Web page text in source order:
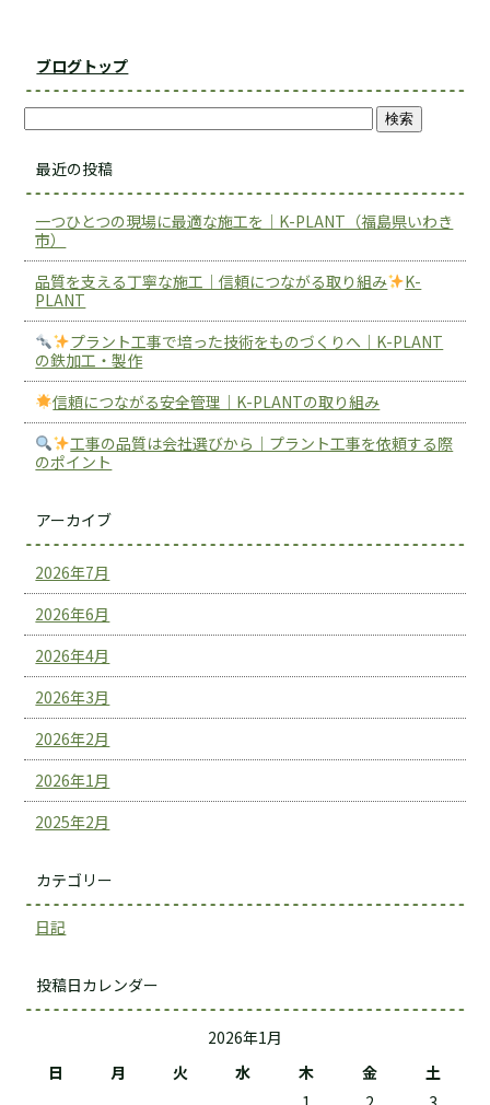
ブログトップ
最近の投稿
一つひとつの現場に最適な施工を｜K-PLANT（福島県いわき
市）
品質を支える丁寧な施工｜信頼につながる取り組み
K-
PLANT
プラント工事で培った技術をものづくりへ｜K-PLANT
の鉄加工・製作
信頼につながる安全管理｜K-PLANTの取り組み
工事の品質は会社選びから｜プラント工事を依頼する際
のポイント
アーカイブ
2026年7月
2026年6月
2026年4月
2026年3月
2026年2月
2026年1月
2025年2月
カテゴリー
日記
投稿日カレンダー
2026年1月
日
月 火 水 木 金
土